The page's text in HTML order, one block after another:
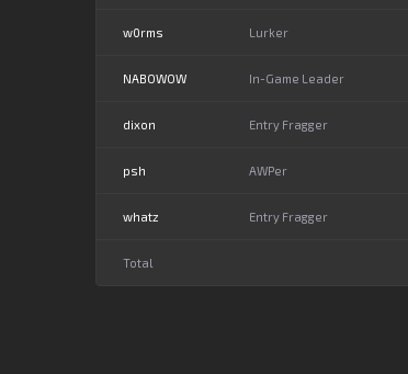
w0rms Lurker
NABOWOW In-Game Leader
dixon Entry Fragger
psh AWPer
whatz Entry Fragger
Total